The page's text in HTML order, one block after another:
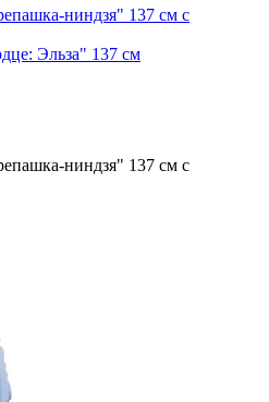
Эльза" 137 см